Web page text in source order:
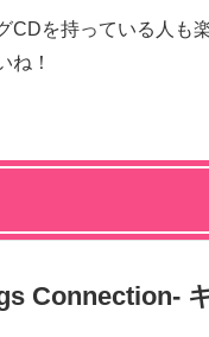
CDを持っている人も
ね！
Connection-